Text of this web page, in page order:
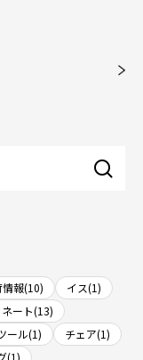
報(10)
イス(1)
ート(13)
ール(1)
チェア(1)
(1)